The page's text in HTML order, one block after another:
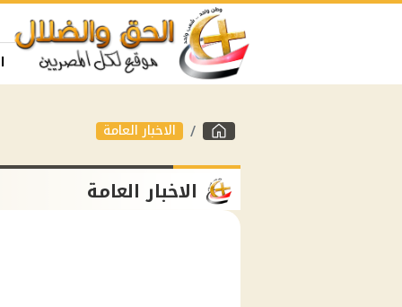
الاخبار العامة
الاخبار العامة